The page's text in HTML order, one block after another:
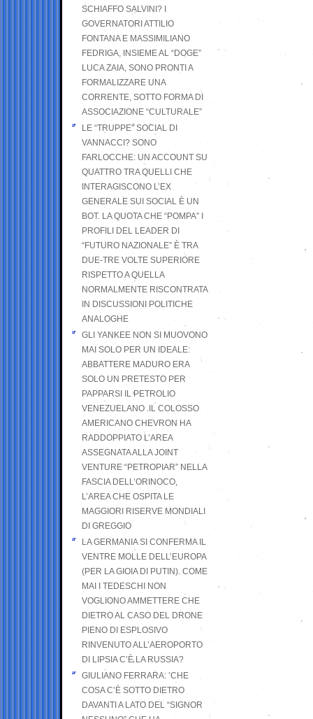
SCHIAFFO SALVINI? I
GOVERNATORI ATTILIO
FONTANA E MASSIMILIANO
FEDRIGA, INSIEME AL “DOGE”
LUCA ZAIA, SONO PRONTI A
FORMALIZZARE UNA
CORRENTE, SOTTO FORMA DI
ASSOCIAZIONE “CULTURALE”
LE “TRUPPE” SOCIAL DI
VANNACCI? SONO
FARLOCCHE: UN ACCOUNT SU
QUATTRO TRA QUELLI CHE
INTERAGISCONO L’EX
GENERALE SUI SOCIAL È UN
BOT. LA QUOTA CHE “POMPA” I
PROFILI DEL LEADER DI
“FUTURO NAZIONALE” È TRA
DUE-TRE VOLTE SUPERIORE
RISPETTO A QUELLA
NORMALMENTE RISCONTRATA
IN DISCUSSIONI POLITICHE
ANALOGHE
GLI YANKEE NON SI MUOVONO
MAI SOLO PER UN IDEALE:
ABBATTERE MADURO ERA
SOLO UN PRETESTO PER
PAPPARSI IL PETROLIO
VENEZUELANO .IL COLOSSO
AMERICANO CHEVRON HA
RADDOPPIATO L’AREA
ASSEGNATA ALLA JOINT
VENTURE “PETROPIAR” NELLA
FASCIA DELL’ORINOCO,
L’AREA CHE OSPITA LE
MAGGIORI RISERVE MONDIALI
DI GREGGIO
LA GERMANIA SI CONFERMA IL
VENTRE MOLLE DELL’EUROPA
(PER LA GIOIA DI PUTIN). COME
MAI I TEDESCHI NON
VOGLIONO AMMETTERE CHE
DIETRO AL CASO DEL DRONE
PIENO DI ESPLOSIVO
RINVENUTO ALL’AEROPORTO
DI LIPSIA C’È LA RUSSIA?
GIULIANO FERRARA: ’CHE
COSA C’È SOTTO DIETRO
DAVANTI A LATO DEL “SIGNOR